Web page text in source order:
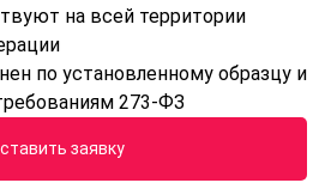
на всей территории
по установленному образцу и
273-ФЗ
Оставить заявку